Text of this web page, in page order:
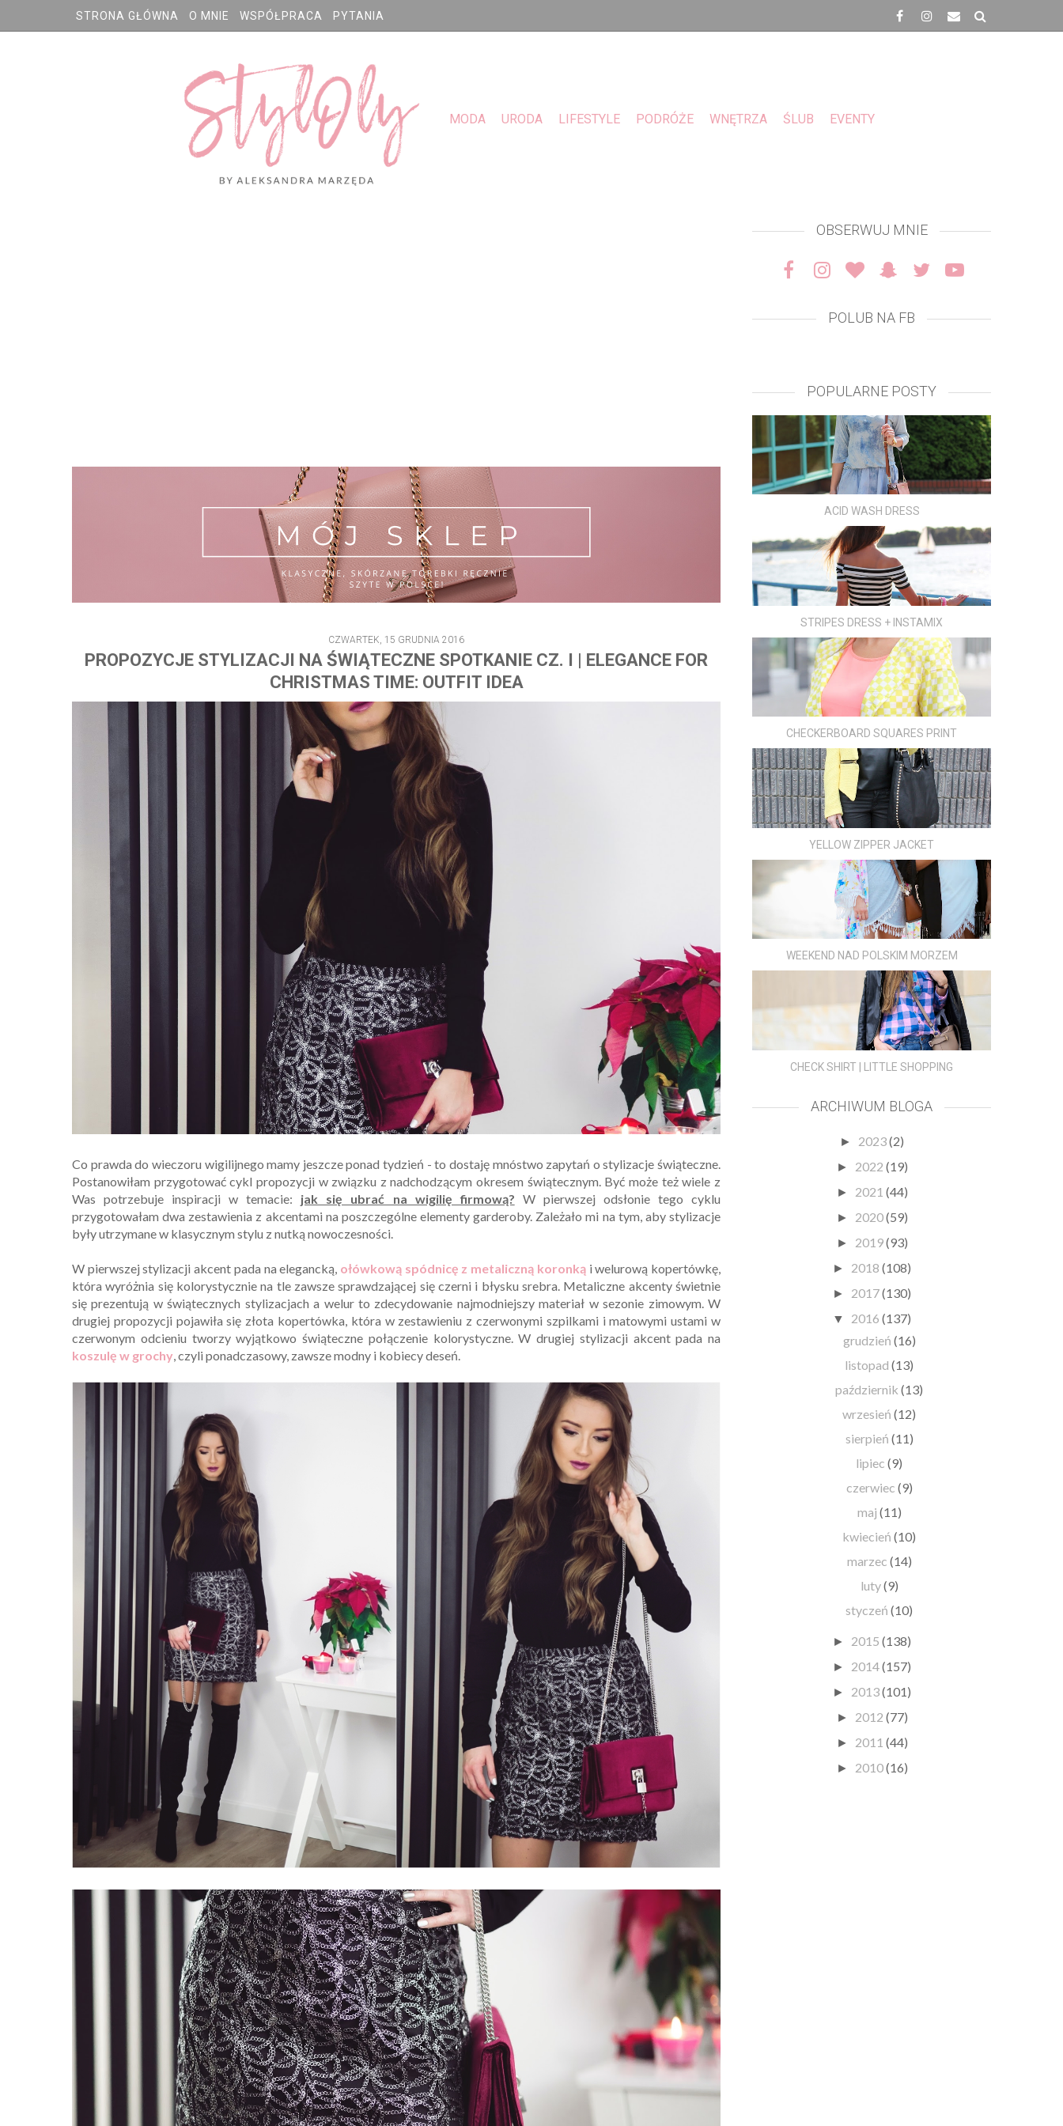
STRONA GŁÓWNA O MNIE WSPÓŁPRACA PYTANIA
MODA URODA LIFESTYLE PODRÓŻE WNĘTRZA ŚLUB EVENTY
CZWARTEK, 15 GRUDNIA 2016
PROPOZYCJE STYLIZACJI NA ŚWIĄTECZNE SPOTKANIE CZ. I | ELEGANCE FOR
CHRISTMAS TIME: OUTFIT IDEA
Co prawda do wieczoru wigilijnego mamy jeszcze ponad tydzień - to dostaję mnóstwo zapytań o stylizacje świąteczne.
Postanowiłam przygotować cykl propozycji w związku z nadchodzącym okresem świątecznym. Być może też wiele z
Was potrzebuje inspiracji w temacie: jak się ubrać na wigilię firmową? W pierwszej odsłonie tego cyklu
przygotowałam dwa zestawienia z akcentami na poszczególne elementy garderoby. Zależało mi na tym, aby stylizacje
były utrzymane w klasycznym stylu z nutką nowoczesności.
W pierwszej stylizacji akcent pada na elegancką, ołówkową spódnicę z metaliczną koronkąi welurową kopertówkę,
która wyróżnia się kolorystycznie na tle zawsze sprawdzającej się czerni i błysku srebra. Metaliczne akcenty świetnie
się prezentują w świątecznych stylizacjach a welur to zdecydowanie najmodniejszy materiał w sezonie zimowym. W
drugiej propozycji pojawiła się złota kopertówka, która w zestawieniu z czerwonymi szpilkami i matowymi ustami w
czerwonym odcieniu tworzy wyjątkowo świąteczne połączenie kolorystyczne. W drugiej stylizacji akcent pada na
koszulę w grochy , czyli ponadczasowy, zawsze modny i kobiecy deseń.
OBSERWUJ MNIE
POLUB NA FB
POPULARNE POSTY
ACID WASH DRESS
STRIPES DRESS + INSTAMIX
CHECKERBOARD SQUARES PRINT
YELLOW ZIPPER JACKET
WEEKEND NAD POLSKIM MORZEM
CHECK SHIRT | LITTLE SHOPPING
ARCHIWUM BLOGA
► 2023(2)
► 2022 (19)
► 2021 (44)
► 2020(59)
► 2019(93)
► 2018 (108)
► 2017(130)
▼ 2016 (137)
grudzień (16)
listopad(13)
październik(13)
wrzesień(12)
sierpień (11)
lipiec(9)
czerwiec (9)
maj (11)
kwiecień(10)
marzec (14)
luty(9)
styczeń(10)
► 2015 (138)
► 2014(157)
► 2013(101)
► 2012 (77)
► 2011 (44)
► 2010(16)